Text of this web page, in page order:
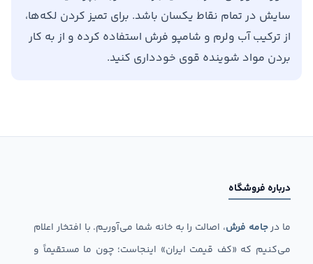
سایش در تمام نقاط یکسان باشد. برای تمیز کردن لکه‌ها،
از ترکیب آب ولرم و شامپو فرش استفاده کرده و از به کار
بردن مواد شوینده قوی خودداری کنید.
درباره فروشگاه
ما درجامه فرش، اصالت را به خانه شما می‌آوریم. با افتخار اعلام
می‌کنیم که «کف قیمت ایران» اینجاست؛ چون ما مستقیماً و